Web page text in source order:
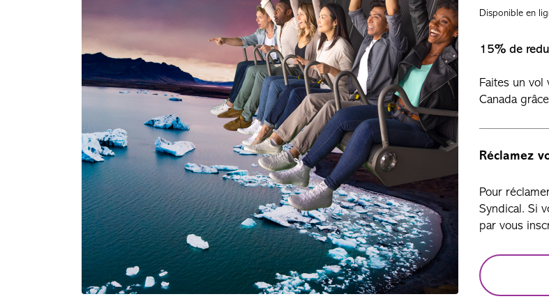
Disponible en
15% de
Faites un vol
Canada
Réclamez
Pour
Syndical. Si
par vous